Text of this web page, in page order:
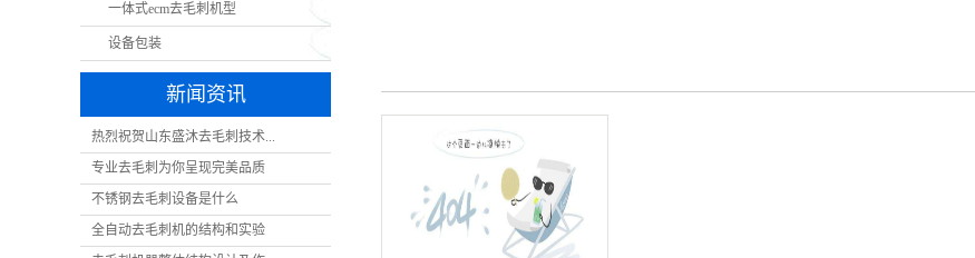
一体式ecm去毛刺机型
设备包装
新闻资讯
热烈祝贺山东盛沐去毛刺技术...
专业去毛刺为你呈现完美品质
不锈钢去毛刺设备是什么
全自动去毛刺机的结构和实验